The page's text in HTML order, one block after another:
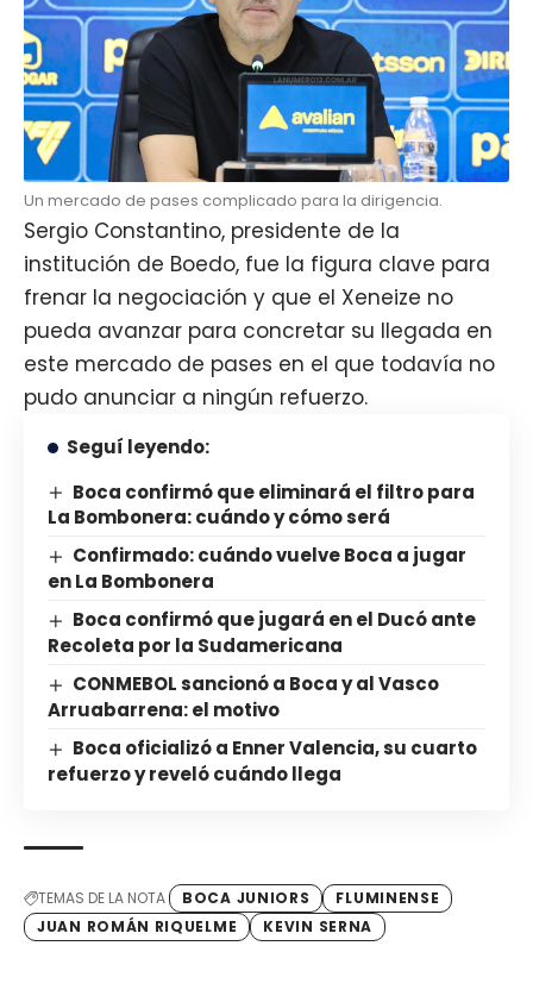
Un mercado de pases complicado para la dirigencia.
Sergio Constantino, presidente de la
institución de Boedo, fue la figura clave para
frenar la negociación y que el Xeneize no
pueda avanzar para concretar su llegada en
este mercado de pases en el que todavía no
pudo anunciar a ningún refuerzo.
Seguí leyendo:
Boca confirmó que eliminará el filtro para
La Bombonera: cuándo y cómo será
Confirmado: cuándo vuelve Boca a jugar
en La Bombonera
Boca confirmó que jugará en el Ducó ante
Recoleta por la Sudamericana
CONMEBOL sancionó a Boca y al Vasco
Arruabarrena: el motivo
Boca oficializó a Enner Valencia, su cuarto
refuerzo y reveló cuándo llega
TEMAS DE LA NOTA BOCA JUNIORS
FLUMINENSE
JUAN ROMÁN RIQUELME
KEVIN SERNA